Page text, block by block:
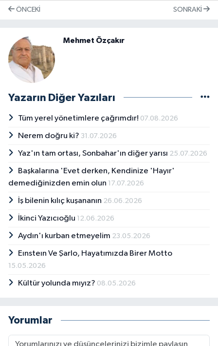
ÖNCEKI SONRAKI
Mehmet Özçakır
Yazarın Diğer Yazıları
Tüm yerel yönetimlere çağrımdır! 07.08.2026
Nerem doğru ki? 31.07.2026
Yaz'ın tam ortası, Sonbahar'ın diğer yarısı 25.07.2026
Başkalarına 'Evet derken, Kendinize 'Hayır'
demediğinizden emin olun 17.07.2026
İş bilenin kılıç kuşananın 26.06.2026
İkinci Yazıcıoğlu 12.06.2026
Aydın'ı kurban etmeyelim 23.05.2026
Eınsteın Ve Şarlo, Hayatımızda Birer Motto
15.05.2026
Kültür yolunda mıyız? 08.05.2026
Yorumlar